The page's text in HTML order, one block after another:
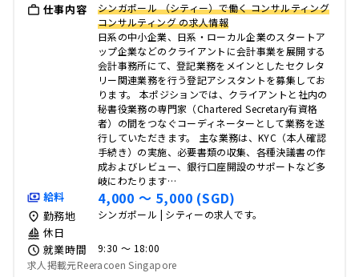
仕事内容
シンガポール （シティー）で働く コンサルティング
コンサルティング の求人情報
日系の中小企業、日系・ローカル企業のスタートア
ップ企業などのクライアントに会計事業を展開する
会計事務所にて、登記業務をメインとしたセクレタ
リー関連業務を行う登記アシスタントを募集してお
ります。 本ポジションでは、クライアントと社内の
秘書役業務の専門家（Chartered Secretary有資格
者）の間をつなぐコーディネーターとして業務を遂
行していただきます。 主な業務は、KYC（本人確認
手続き）の実施、必要書類の収集、各種決議書の作
成およびレビュー、銀行口座開設のサポートなど多
岐にわたります…
給料 4,000 〜 5,000 (SGD)
勤務地 シンガポール | シティーの求人です。
休日
就業時間
9:30 〜 18:00
求人掲載元Reeracoen Singapore